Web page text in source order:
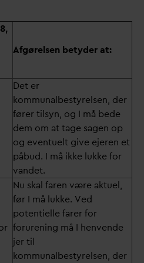
Afgørelsen betyder at:
Det er
kommunalbestyrelsen, der
fører tilsyn, og I må bede
dem om at tage sagen op
og eventuelt give ejeren et
påbud. I må ikke lukke for
vandet.
Nu skal faren være aktuel,
før I må lukke. Ved
potentielle farer for
forurening må I henvende
jer til
kommunalbestyrelsen, der